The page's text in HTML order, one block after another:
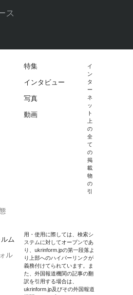
ス
ム
ル
特集
インタビュー
写真
動画
イ
ン
タ
ー
ネ
ッ
ト
上
の
全
て
の
掲
載
物
の
引
用・使用に際しては、検索シ
ステムに対してオープンであ
り、ukrinform.jpの第一段落よ
り上部へのハイパーリンクが
義務付けてられています。ま
た、外国報道機関の記事の翻
訳を引用する場合は、
ukrinform.jp及びその外国報道